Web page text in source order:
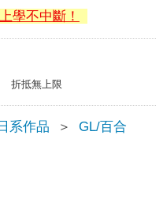
學不中斷！
折抵無上限
日系作品 ＞ GL/百合